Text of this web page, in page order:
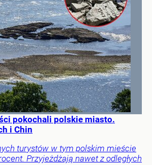
pokochali polskie miasto.
i Chin
turystów w tym polskim mieście
Przyjeżdżają nawet z odległych